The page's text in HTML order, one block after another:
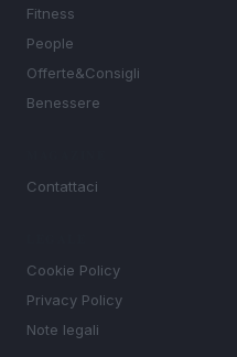
Fitness
People
Offerte&Consigli
Benessere
Contattaci
Cookie Policy
Privacy Policy
Note legali